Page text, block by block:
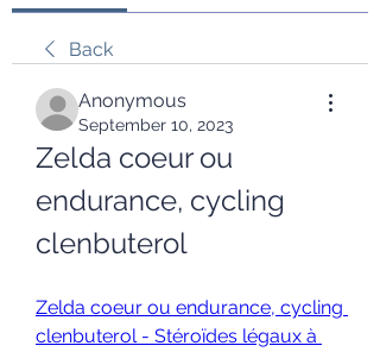
Back
Anonymous
September 10, 2023
Zelda coeur ou
endurance, cycling
clenbuterol
Zelda coeur ou endurance, cycling
clenbuterol - Stéroïdes légaux à